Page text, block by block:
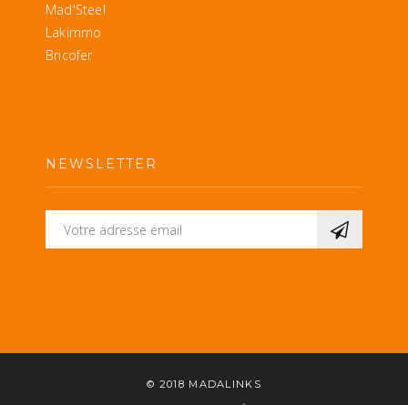
Mad'Steel
Lakimmo
Bricofer
NEWSLETTER
© 2018 MADALINKS